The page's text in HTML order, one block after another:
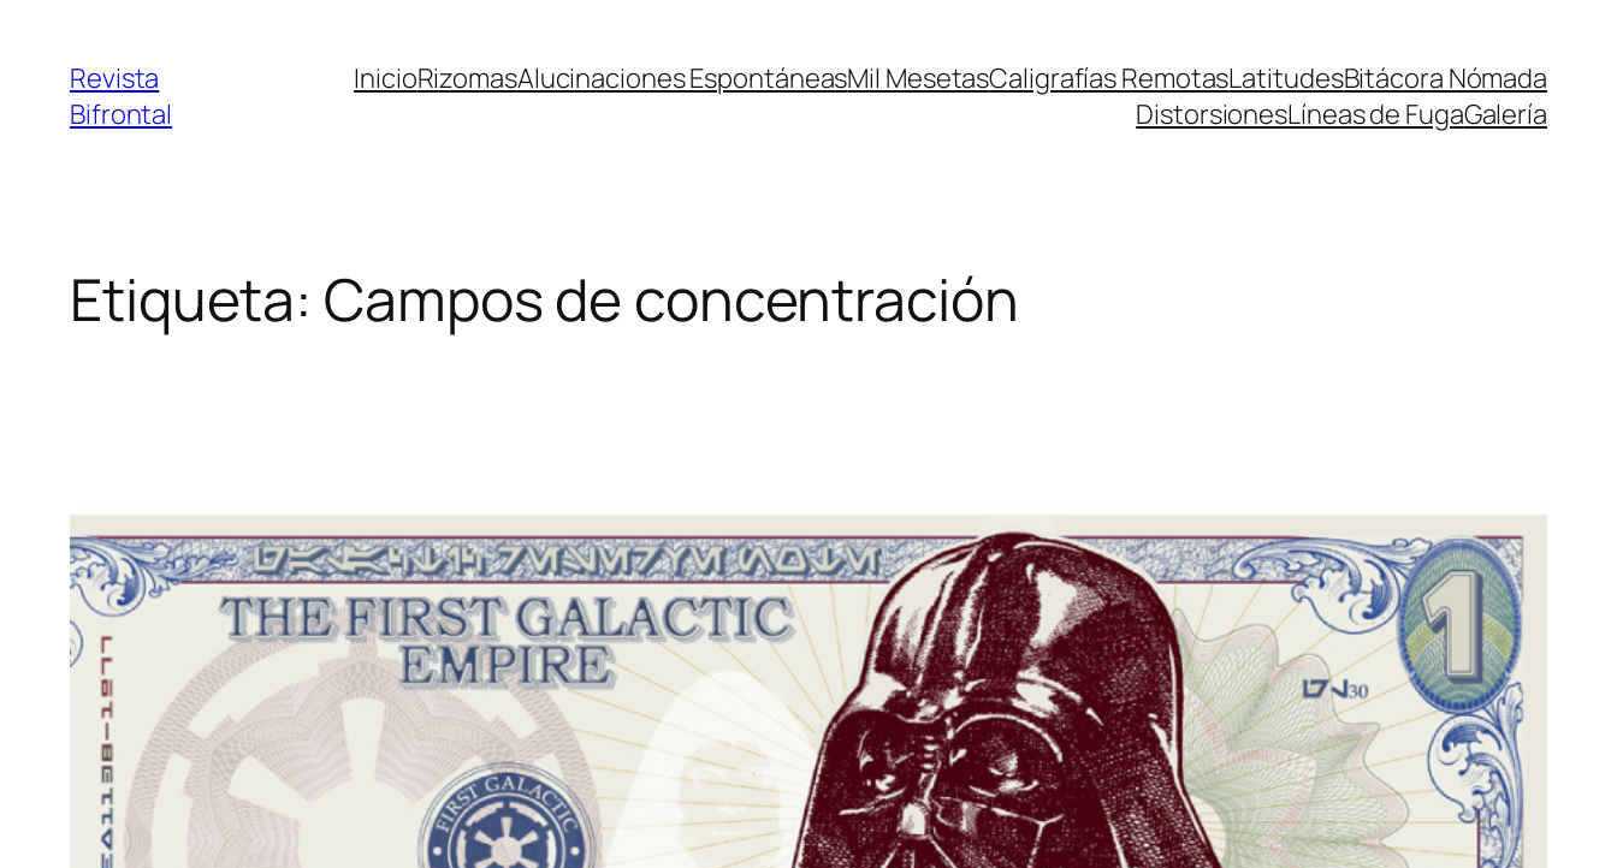
contenido
Revista
Bifrontal
InicioRizomasAlucinaciones EspontáneasMil MesetasCaligrafías RemotasLatitudesBitácora Nómada
DistorsionesLíneas de FugaGalería
Etiqueta: Campos de concentración